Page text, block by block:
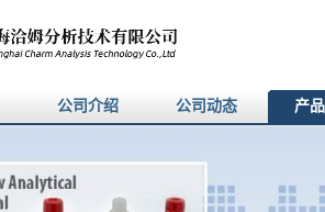
公司介绍 公司动态 产